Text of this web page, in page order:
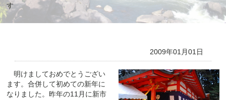
す
2009年01月01日
明けましておめでとうござい
ます。合併して初めての新年に
なりました。昨年の11月に新市